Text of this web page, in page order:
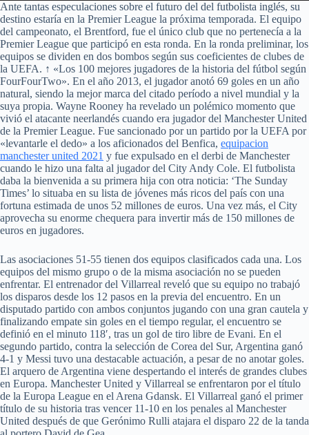
Ante tantas especulaciones sobre el futuro del del futbolista inglés, su
destino estaría en la Premier League la próxima temporada. El equipo
del campeonato, el Brentford, fue el único club que no pertenecía a la
Premier League que participó en esta ronda. En la ronda preliminar, los
equipos se dividen en dos bombos según sus coeficientes de clubes de
la UEFA. ↑ «Los 100 mejores jugadores de la historia del fútbol según
FourFourTwo». En el año 2013, el jugador anotó 69 goles en un año
natural, siendo la mejor marca del citado período a nivel mundial y la
suya propia. Wayne Rooney ha revelado un polémico momento que
vivió el atacante neerlandés cuando era jugador del Manchester United
de la Premier League. Fue sancionado por un partido por la UEFA por
«levantarle el dedo» a los aficionados del Benfica, equipacion
manchester united 2021 y fue expulsado en el derbi de Manchester
cuando le hizo una falta al jugador del City Andy Cole. El futbolista
daba la bienvenida a su primera hija con otra noticia: ‘The Sunday
Times’ lo situaba en su lista de jóvenes más ricos del país con una
fortuna estimada de unos 52 millones de euros. Una vez más, el City
aprovecha su enorme chequera para invertir más de 150 millones de
euros en jugadores.
Las asociaciones 51-55 tienen dos equipos clasificados cada una. Los
equipos del mismo grupo o de la misma asociación no se pueden
enfrentar. El entrenador del Villarreal reveló que su equipo no trabajó
los disparos desde los 12 pasos en la previa del encuentro. En un
disputado partido con ambos conjuntos jugando con una gran cautela y
finalizando empate sin goles en el tiempo regular, el encuentro se
definió en el minuto 118′, tras un gol de tiro libre de Evani. En el
segundo partido, contra la selección de Corea del Sur, Argentina ganó
4-1 y Messi tuvo una destacable actuación, a pesar de no anotar goles.
El arquero de Argentina viene despertando el interés de grandes clubes
en Europa. Manchester United y Villarreal se enfrentaron por el título
de la Europa League en el Arena Gdansk. El Villarreal ganó el primer
título de su historia tras vencer 11-10 en los penales al Manchester
United después de que Gerónimo Rulli atajara el disparo 22 de la tanda